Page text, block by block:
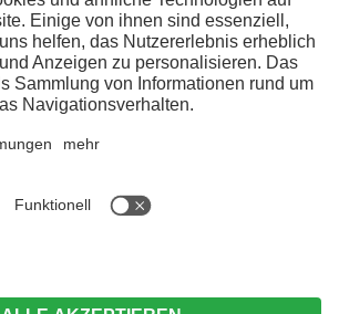
// CIN: IT021063A1TPPMV63T